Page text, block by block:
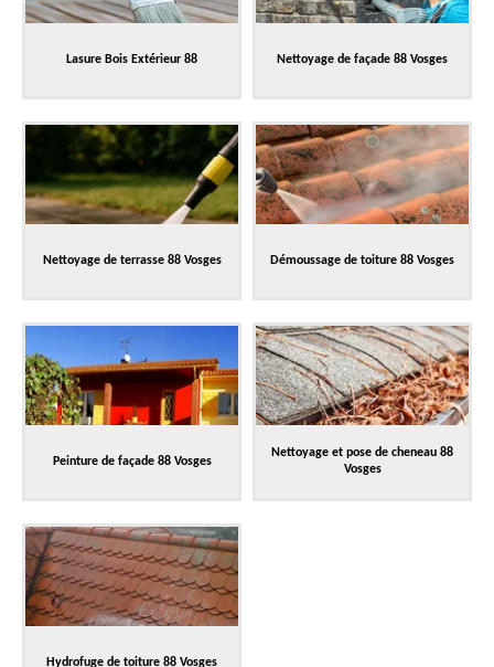
Lasure Bois Extérieur 88 Nettoyage de façade 88 Vosges
Nettoyage de terrasse 88 Vosges Démoussage de toiture 88 Vosges
Peinture de façade 88 Vosges
Nettoyage et pose de cheneau 88
Vosges
Hydrofuge de toiture 88 Vosges